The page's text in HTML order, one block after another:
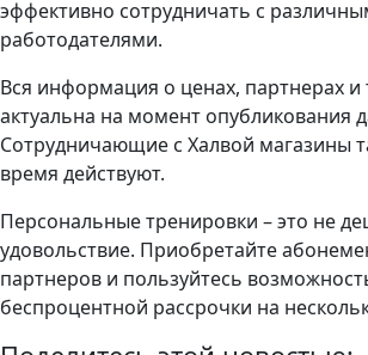
эффективно сотрудничать с
работодателями.
Вся информация о ценах, партнерах и
актуальна на момент опубликования
Сотрудничающие с Халвой магазины
время действуют.
Персональные тренировки – это не
удовольствие. Приобретайте
партнеров и пользуйтесь
беспроцентной рассрочки на